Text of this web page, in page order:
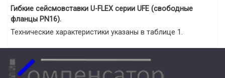
Гибкие сейсмовставки U-FLEX серии UFE (свободные
фланцы PN16).
Технические характеристики указаны в таблице 1.